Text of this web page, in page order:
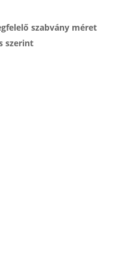
szabvány méret
szerint